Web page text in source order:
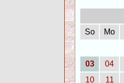
So
Mo
03
04
10
11